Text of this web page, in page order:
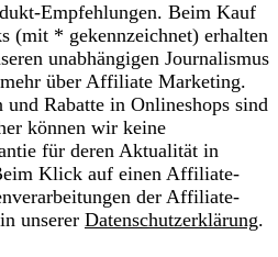
Empfehlungen. Beim Kauf
(mit * gekennzeichnet) erhalten
unabhängigen Journalismus
mehr über Affiliate Marketing.
Rabatte in Onlineshops sind
können wir keine
für deren Aktualität in
Klick auf einen Affiliate-
der Affiliate-
unserer Datenschutzerklärung.